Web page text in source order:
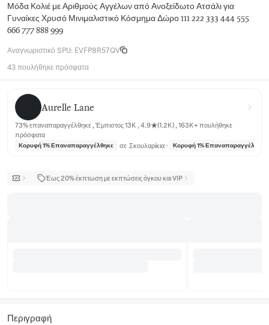
Μόδα Κολιέ με Αριθμούς Αγγέλων από Ανοξείδωτο Ατσάλι για
Γυναίκες Χρυσό Μινιμαλιστικό Κόσμημα Δώρο 111 222 333 444 555
666 777 888 999
Αναγνωριστικό SPU: EVFP8R57QV
43 πουλήθηκε πρόσφατα
Aurelle Lane
Aurelle Lane
73% επαναπαραγγέλθηκε , Έμπιστος 13K , 4.9★(1.2K) , 163K+ πουλήθηκε
πρόσφατα
Κορυφή 1% Επαναπαραγγέλθηκε σε Σκουλαρίκια Κορυφή 1% Επαναπαραγγέλθηκε
Έως 20% έκπτωση με εκπτώσεις όγκου και VIP
Περιγραφή